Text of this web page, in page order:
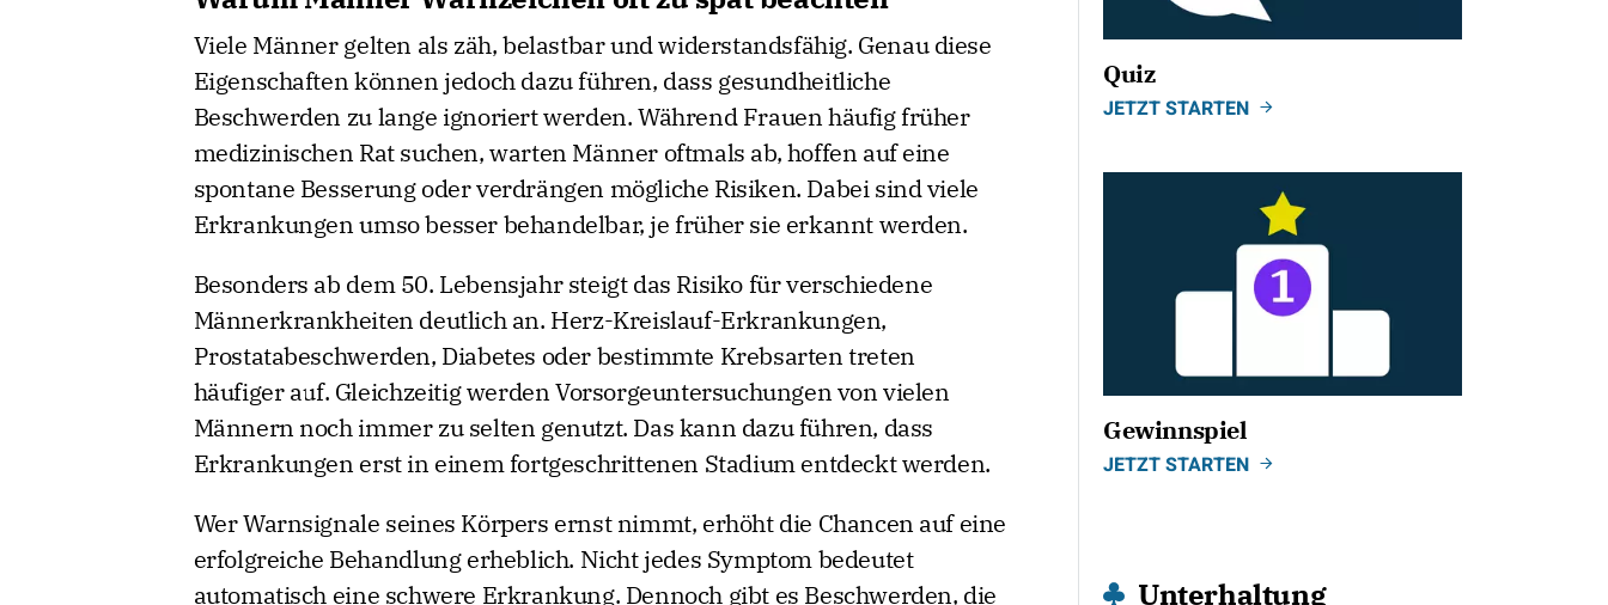
Viele Männer gelten als zäh, belastbar und widerstandsfähig. Genau diese
Eigenschaften können jedoch dazu führen, dass gesundheitliche
Beschwerden zu lange ignoriert werden. Während Frauen häufig früher
medizinischen Rat suchen, warten Männer oftmals ab, hoffen auf eine
spontane Besserung oder verdrängen mögliche Risiken. Dabei sind viele
Erkrankungen umso besser behandelbar, je früher sie erkannt werden.
Besonders ab dem 50. Lebensjahr steigt das Risiko für verschiedene
Männerkrankheiten deutlich an. Herz-Kreislauf-Erkrankungen,
Prostatabeschwerden, Diabetes oder bestimmte Krebsarten treten
häufiger auf. Gleichzeitig werden Vorsorgeuntersuchungen von vielen
Männern noch immer zu selten genutzt. Das kann dazu führen, dass
Erkrankungen erst in einem fortgeschrittenen Stadium entdeckt werden.
Wer Warnsignale seines Körpers ernst nimmt, erhöht die Chancen auf eine
erfolgreiche Behandlung erheblich. Nicht jedes Symptom bedeutet
automatisch eine schwere Erkrankung. Dennoch gibt es Beschwerden, die
Quiz
JETZT STARTEN
Gewinnspiel
JETZT STARTEN
Unterhaltung